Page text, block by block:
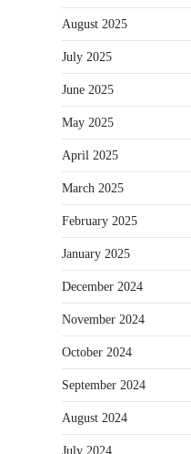
August 2025
July 2025
June 2025
May 2025
April 2025
March 2025
February 2025
January 2025
December 2024
November 2024
October 2024
September 2024
August 2024
July 2024